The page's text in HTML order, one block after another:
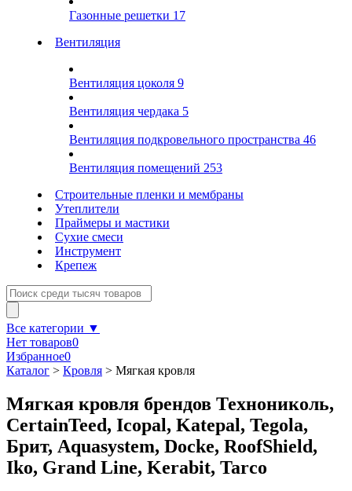
Газонные решетки 17
Вентиляция
Вентиляция цоколя 9
Вентиляция чердака 5
Вентиляция подкровельного пространства 46
Вентиляция помещений 253
Строительные пленки и мембраны
Утеплители
Праймеры и мастики
Сухие смеси
Инструмент
Крепеж
Все категории ▼
Нет товаров0
Избранное0
Каталог > Кровля > Мягкая кровля
Мягкая кровля брендов Технониколь,
CertainTeed, Icopal, Katepal, Tegola,
Брит, Aquasystem, Docke, RoofShield,
Iko, Grand Line, Kerabit, Tarco